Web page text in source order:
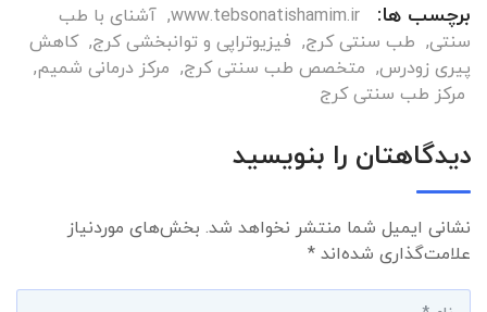
برچسب ها: www.tebsonatishamim.ir
, آشنای با طب
سنتی, طب سنتی کرج, فیزیوتراپی و توانبخشی کرج, کاهش
پیری زودرس, متخصص طب سنتی کرج, مرکز درمانی شمیم,
مرکز طب سنتی کرج
دیدگاهتان را بنویسید
نشانی ایمیل شما منتشر نخواهد شد. بخش‌های موردنیاز
علامت‌گذاری شده‌اند *